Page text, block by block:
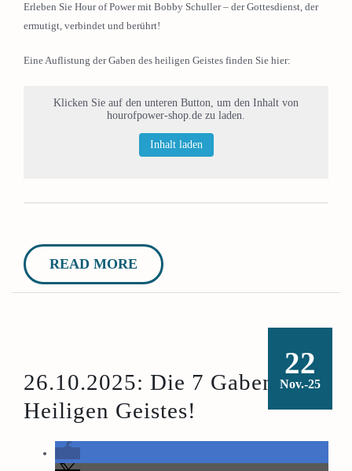
Erleben Sie Hour of Power mit Bobby Schuller – der Gottesdienst, der
ermutigt, verbindet und berührt!
Eine Auflistung der Gaben des heiligen Geistes finden Sie hier:
Klicken Sie auf den unteren Button, um den Inhalt von
hourofpower-shop.de zu laden.
Inhalt laden
READ MORE
22
Nov.-25
26.10.2025: Die 7 Gaben des
Heiligen Geistes!